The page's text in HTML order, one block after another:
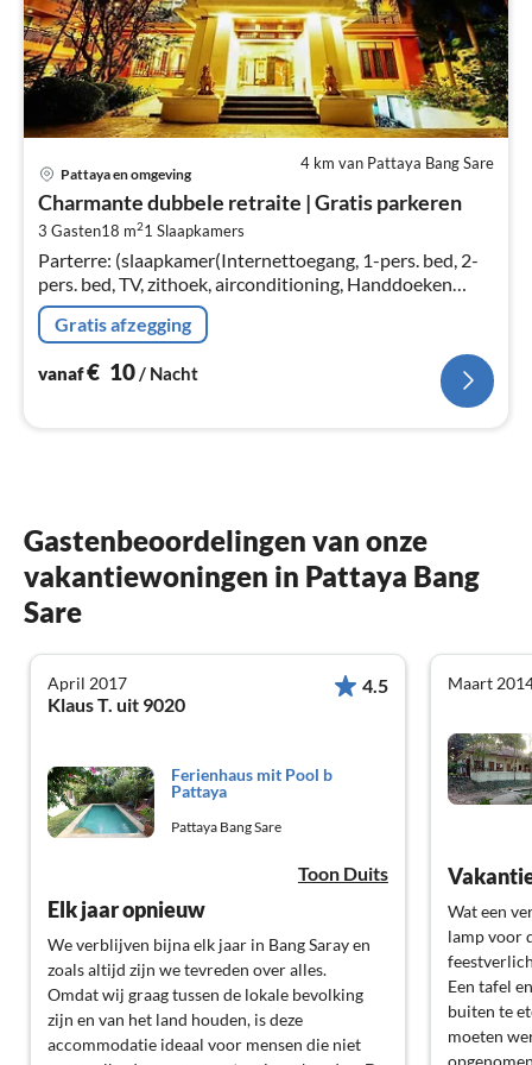
4 km van Pattaya Bang Sare
Pattaya en omgeving
Charmante dubbele retraite | Gratis parkeren
3 Gasten18 m21 Slaapkamers
Parterre: (slaapkamer(Internettoegang, 1-pers. bed, 2-
pers. bed, TV, zithoek, airconditioning, Handdoeken
inbegrepen, Trash compactor), badkamer(douche,
wastafel, toilet, bidet, ))
Gratis afzegging
vanaf€ 10 / Nacht
Gastenbeoordelingen van onze
vakantiewoningen in Pattaya Bang
Sare
April 2017
Klaus T. uit 9020
4.5
Ferienhaus mit Pool b
Pattaya
Pattaya Bang Sare
Toon Duits
Elk jaar opnieuw
We verblijven bijna elk jaar in Bang Saray en
zoals altijd zijn we tevreden over alles.
Omdat wij graag tussen de lokale bevolking
zijn en van het land houden, is deze
accommodatie ideaal voor mensen die niet
Maart
Wat een
lamp voor
Een tafel
buiten te
moeten